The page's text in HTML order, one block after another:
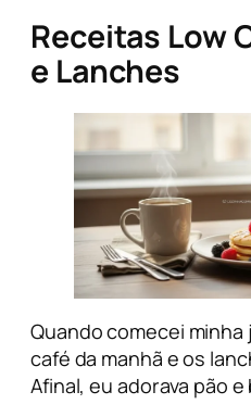
Receitas Low
e Lanches
Quando comecei minha
café da manhã e os
Afinal, eu adorava pão e